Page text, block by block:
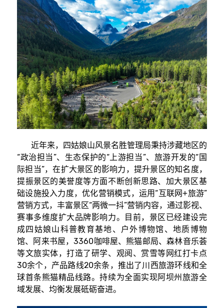
近年来，四姑娘山风景名胜管理局秉持涉藏地区的
“政治担当”、生态保护的“上游担当”、旅游开发的“国
际担当”，在扩大景区的影响力，提升景区的知名度，
提振景区的美誉度等方面不断创新思路、加大景区基
础设施投入力度，优化营销模式，运用“互联网+旅游”
营销方式，丰富景区“两微一抖”营销内容，通过影视、
赛事多维度扩大品牌影响力。目前，景区已经建设完
成四姑娘山科普教育基地、户外博物馆、地质博物
馆、阿来书屋，3360咖啡屋、熊猫邮局、森林音乐荟
等文旅实体，打造了研学、观阅、赏雪等网红打卡点
30余个，产品路线20余条，推出了川西旅游环线和全
球首条熊猫精品线路。持续为全面实现阿坝州旅游全
域发展、均衡发展砥砺奋进。